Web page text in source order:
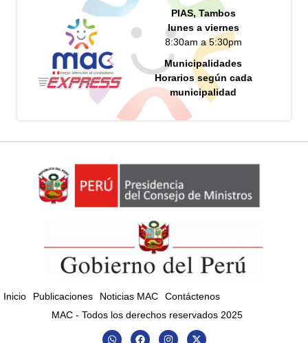
PIAS, Tambos
lunes a viernes
8:30am a 5:30pm
Municipalidades
Horarios según cada
municipalidad
Inicio Publicaciones Noticias MAC
Contáctenos
MAC - Todos los derechos reservados 2025